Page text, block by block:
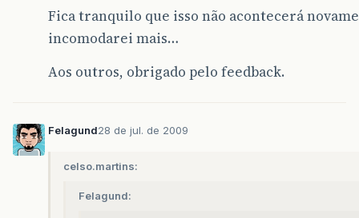
Fica tranquilo que isso não acontecerá
incomodarei mais…
Aos outros, obrigado pelo feedback.
Felagund28 de jul. de 2009
celso.martins:
Felagund: